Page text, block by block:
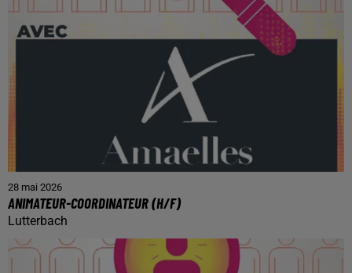
28 mai 2026
ANIMATEUR-COORDINATEUR (H/F)
Lutterbach